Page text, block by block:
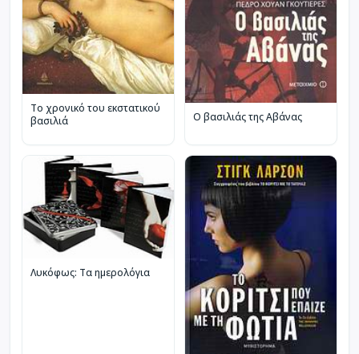
Το χρονικό του εκστατικού
βασιλιά
Ο βασιλιάς της Αβάνας
Λυκόφως: Τα ημερολόγια